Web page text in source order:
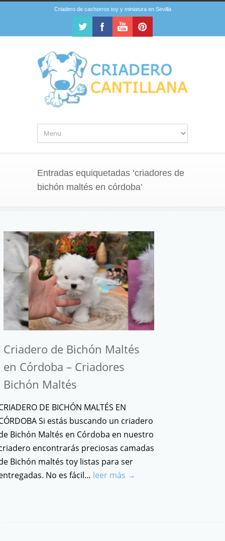
Criadero de cachorros toy y miniatura en Sevilla
Entradas equiquetadas ‘criadores de
bichón maltés en córdoba’
Criadero de Bichón Maltés
en Córdoba – Criadores
Bichón Maltés
DE BICHÓN MALTÉS EN
Si estás buscando un criadero
Bichón Maltés en Córdoba en nuestro
encontrarás preciosas camadas
Bichón maltés toy listas para ser
No es fácil… leer más →